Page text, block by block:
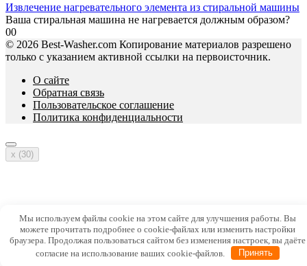
Извлечение нагревательного элемента из стиральной машины
Ваша стиральная машина не нагревается должным образом?
00
© 2026 Best-Washer.com Копирование материалов разрешено
только с указанием активной ссылки на первоисточник.
О сайте
Обратная связь
Пользовательское соглашение
Политика конфиденциальности
x (30)
Мы используем файлы cookie на этом сайте для улучшения работы. Вы
можете прочитать подробнее о cookie-файлах или изменить настройки
браузера. Продолжая пользоваться сайтом без изменения настроек, вы даёте
согласие на использование ваших cookie-файлов.
Принять